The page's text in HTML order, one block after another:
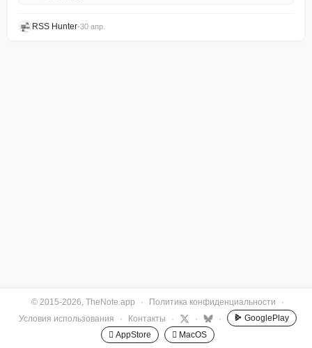
RSS Hunter•30 апр.
© 2015-2026, TheNote.app · Политика конфиденциальности
·
Условия использования
· Контакты · · ·
GooglePlay
 AppStore
 MacOS